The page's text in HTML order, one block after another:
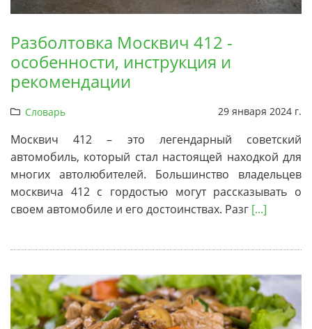
Разболтовка Москвич 412 -
особенности, инструкция и
рекомендации
Словарь 29 января 2024 г.
Москвич 412 – это легендарный советский
автомобиль, который стал настоящей находкой для
многих автолюбителей. Большинство владельцев
москвича 412 с гордостью могут рассказывать о
своем автомобиле и его достоинствах. Разг [...]